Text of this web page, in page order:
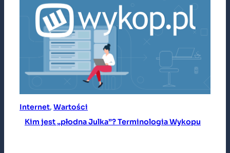
Internet, Wartości
Kim jest „płodna Julka”? Terminologia Wykopu